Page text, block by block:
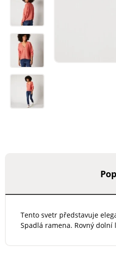
Tento svetr představuje
Spadlá ramena. Rovný dolní